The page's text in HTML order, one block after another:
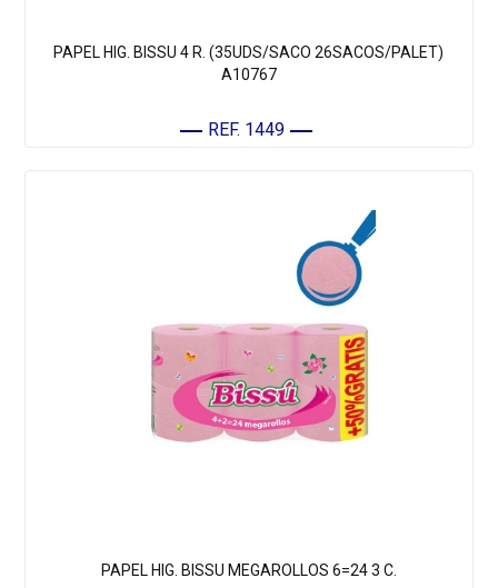
PAPEL HIG. BISSU 4 R. (35UDS/SACO 26SACOS/PALET)
A10767
REF. 1449
PAPEL HIG. BISSU MEGAROLLOS 6=24 3 C.